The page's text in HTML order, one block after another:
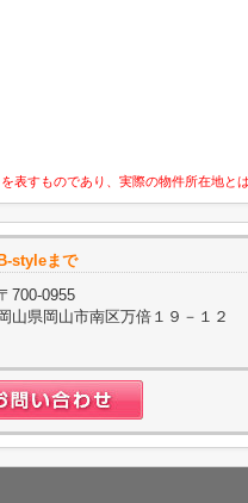
すものであり、実際の物件所在地と
styleまで
700-0955
岡山県岡山市南区万倍１９－１２